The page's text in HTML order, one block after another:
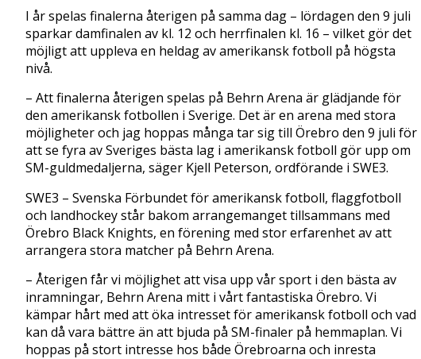
I år spelas finalerna återigen på samma dag – lördagen den 9 juli
sparkar damfinalen av kl. 12 och herrfinalen kl. 16 – vilket gör det
möjligt att uppleva en heldag av amerikansk fotboll på högsta
nivå.
– Att finalerna återigen spelas på Behrn Arena är glädjande för
den amerikansk fotbollen i Sverige. Det är en arena med stora
möjligheter och jag hoppas många tar sig till Örebro den 9 juli för
att se fyra av Sveriges bästa lag i amerikansk fotboll gör upp om
SM-guldmedaljerna, säger Kjell Peterson, ordförande i SWE3.
SWE3 – Svenska Förbundet för amerikansk fotboll, flaggfotboll
och landhockey står bakom arrangemanget tillsammans med
Örebro Black Knights, en förening med stor erfarenhet av att
arrangera stora matcher på Behrn Arena.
– Återigen får vi möjlighet att visa upp vår sport i den bästa av
inramningar, Behrn Arena mitt i vårt fantastiska Örebro. Vi
kämpar hårt med att öka intresset för amerikansk fotboll och vad
kan då vara bättre än att bjuda på SM-finaler på hemmaplan. Vi
hoppas på stort intresse hos både Örebroarna och inresta